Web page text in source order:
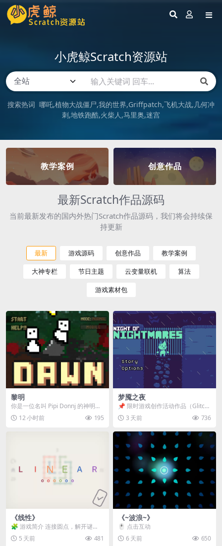
小虎鲸Scratch资源站
搜索热词 哪吒 植物大战僵尸 我的世界 Griffpatch 飞机大战 几何冲
刺 地铁跑酷 火柴人 马里奥 迷宫
教学案例 创意作品
最新Scratch作品源码
当前最新发布的国内外热门Scratch作品源码，我们将会持续保
持更新
最新 游戏源码 创意作品 教学案例
大神专栏 节日主题 云变量联机 算法
游戏素材包
黎明
你是一位名叫 Pipi Donnj 的神明。
你的任务是保护一群白色小人。 点
击...12 小时前 195
梦魇之夜
📌 限时游戏创作活动作品（Glitch
Game Jam） 📖 故事背景 怪物四...
3 天前 736
《线性》
🧩 游戏简介 连接圆点，解开谜
题。 ⚠️ 重要提示 所有关卡均可通
关，请确保使用...
5 天前 481
《~波浪~》
🖱️ 点击互动
6 天前
650